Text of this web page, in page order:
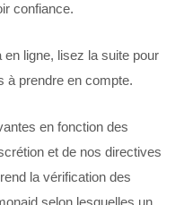
confiance.
ligne, lisez la suite pour
à prendre en compte.
en fonction des
et de nos directives
la vérification des
selon lesquelles un